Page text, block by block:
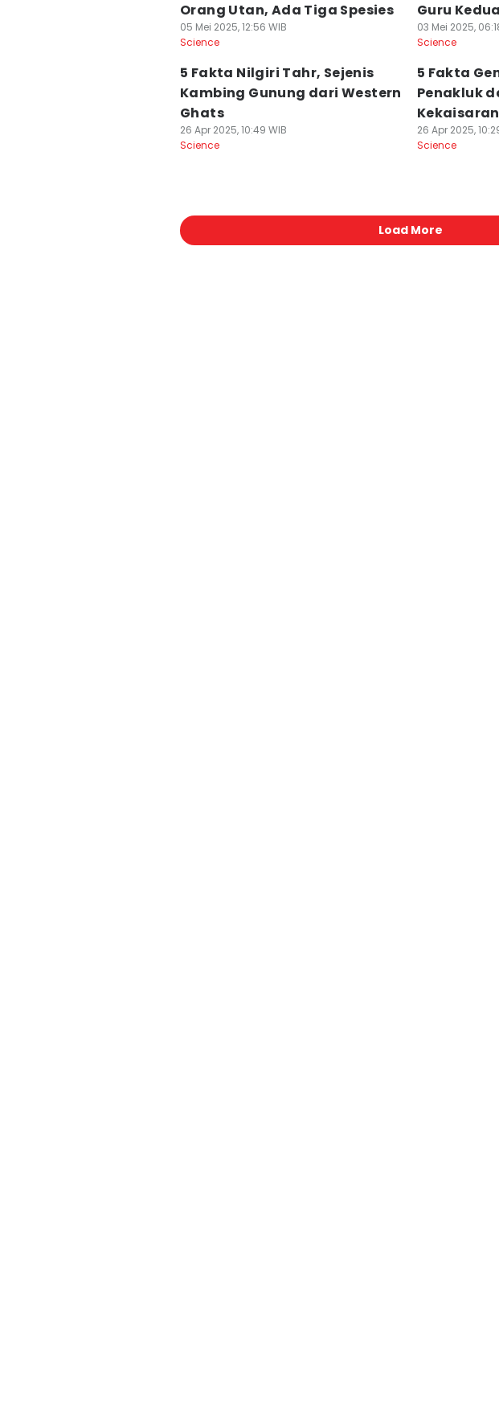
Orang Utan, Ada Tiga Spesies
05 Mei 2025, 12:56 WIB
Science
Guru
03 Mei 2025,
Science
5 Fakta Nilgiri Tahr, Sejenis
Kambing Gunung dari Western
Ghats
26 Apr 2025, 10:49 WIB
Science
5 Fakta
Penakluk
26 Apr 2025,
Science
Load More